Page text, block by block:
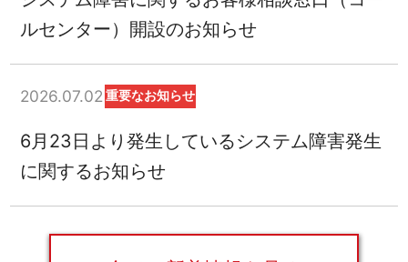
ルセンター）開設のお知らせ
2026.07.02 重要なお知らせ
6月23日より発生しているシステム障害発生
に関するお知らせ